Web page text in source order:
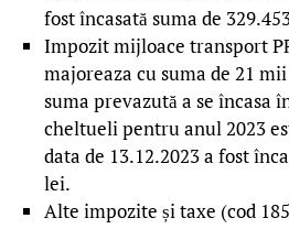
fost încasată suma de
Impozit mijloace transport
majoreaza cu suma de 21
suma prevazută a se încasa
cheltueli pentru anul 2023
data de 13.12.2023 a fost
lei.
Alte impozite și taxe (cod